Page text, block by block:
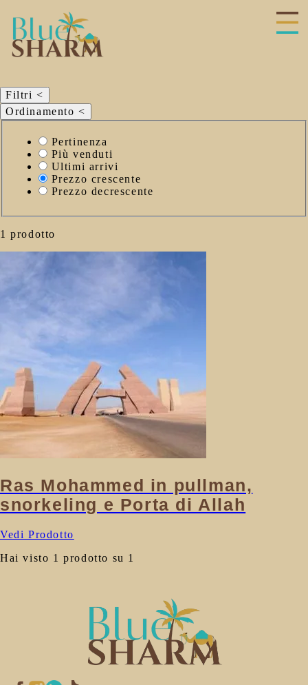
Filtri<
Ordinamento<
criterio
ordinamento
Pertinenza
Più venduti
Ultimi arrivi
Prezzo crescente
Prezzo decrescente
1 prodotto
Ras Mohammed in pullman,
snorkeling e Porta di Allah
Vedi Prodotto
Hai visto 1 prodotto su 1